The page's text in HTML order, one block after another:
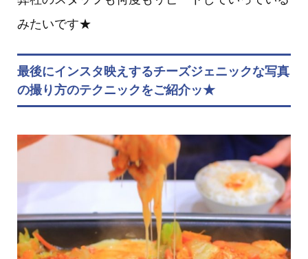
みたいです★
最後にインスタ映えするチーズジェニックな写真
の撮り方のテクニックをご紹介ッ★